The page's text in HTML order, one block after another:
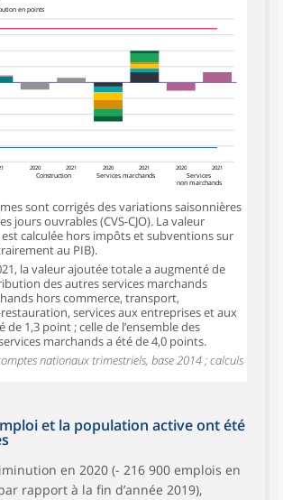
en points
2020 2021 2020 2021 2020 2021
Construction Services marchands Services
non marchands
sont corrigés des variations saisonnières
jours ouvrables (CVS-CJO). La valeur
calculée hors impôts et subventions sur
au PIB).
la valeur ajoutée totale a augmenté de
des autres services marchands
hors commerce, transport,
services aux entreprises et aux
de 1,3 point ; celle de l’ensemble des
marchands a été de 4,0 points.
nationaux trimestriels, base 2014 ; calculs
et la population active ont été
en 2020 (- 216 900 emplois en
rapport à la fin d’année 2019),